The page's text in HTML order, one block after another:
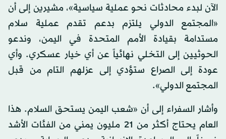
الآن لبدء محادثات نحو عملية سياسية»، مشيرين إلى أن
«المجتمع الدولي يلتزم بدعم تقدم عملية سلام
مستدامة بقيادة الأمم المتحدة في اليمن، وندعو
الحوثيين إلى التخلي نهائياً عن أي خيار عسكري. وأي
عودة إلى الصراع ستؤدي إلى عزلهم التام من قبل
المجتمع الدولي».
وأشار السفراء إلى أن «شعب اليمن يستحق السلام. هذا
العام يحتاج أكثر من 21 مليون يمني من الفئات الأشد